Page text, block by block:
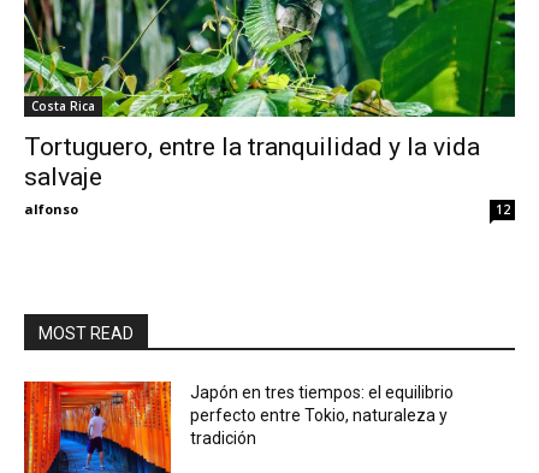
My
Costa Rica
Tortuguero, entre la tranquilidad y la vida
salvaje
alfonso 12
MOST READ
Japón en tres tiempos: el equilibrio
perfecto entre Tokio, naturaleza y
tradición